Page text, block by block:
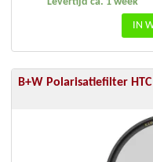
IN
B+W Polarisatiefilter